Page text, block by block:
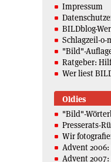
Impressum
BILDblog-
Schlagzeil-o-
"Bild"-
Ratgeber:
Wer liest
Oldies
"Bild"-
Presserats-
Wir
Advent
Advent